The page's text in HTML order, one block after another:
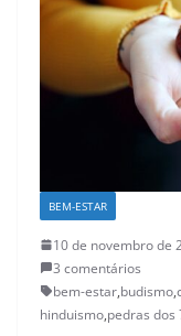
BEM-ESTAR
10 de novembro de
3 comentários
bem-estar,budismo,
hinduismo,pedras dos